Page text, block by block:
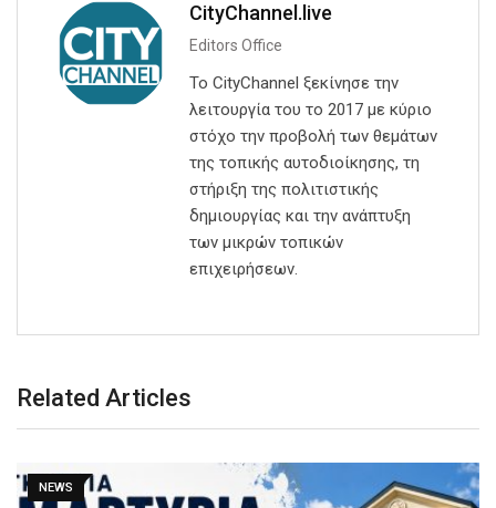
CityChannel.live
Editors Office
Το CityChannel ξεκίνησε την
λειτουργία του το 2017 με κύριο
στόχο την προβολή των θεμάτων
της τοπικής αυτοδιοίκησης, τη
στήριξη της πολιτιστικής
δημιουργίας και την ανάπτυξη
των μικρών τοπικών
επιχειρήσεων.
Related Articles
NEWS